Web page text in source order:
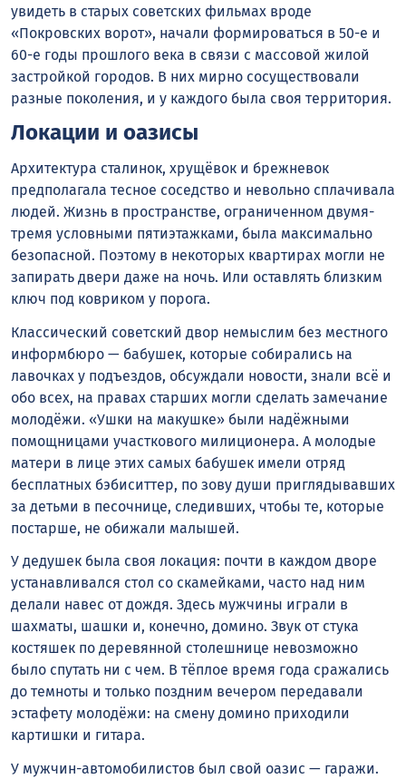
увидеть в старых советских фильмах вроде
«Покровских ворот», начали формироваться в 50-е и
60-е годы прошлого века в связи с массовой жилой
застройкой городов. В них мирно сосуществовали
разные поколения, и у каждого была своя территория.
Локации и оазисы
Архитектура сталинок, хрущёвок и брежневок
предполагала тесное соседство и невольно сплачивала
людей. Жизнь в пространстве, ограниченном двумя-
тремя условными пятиэтажками, была максимально
безопасной. Поэтому в некоторых квартирах могли не
запирать двери даже на ночь. Или оставлять близким
ключ под ковриком у порога.
Классический советский двор немыслим без местного
информбюро — бабушек, которые собирались на
лавочках у подъездов, обсуждали новости, знали всё и
обо всех, на правах старших могли сделать замечание
молодёжи. «Ушки на макушке» были надёжными
помощницами участкового милиционера. А молодые
матери в лице этих самых бабушек имели отряд
бесплатных бэбиситтер, по зову души приглядывавших
за детьми в песочнице, следивших, чтобы те, которые
постарше, не обижали малышей.
У дедушек была своя локация: почти в каждом дворе
устанавливался стол со скамейками, часто над ним
делали навес от дождя. Здесь мужчины играли в
шахматы, шашки и, конечно, домино. Звук от стука
костяшек по деревянной столешнице невозможно
было спутать ни с чем. В тёплое время года сражались
до темноты и только поздним вечером передавали
эстафету молодёжи: на смену домино приходили
картишки и гитара.
У мужчин-автомобилистов был свой оазис — гаражи.